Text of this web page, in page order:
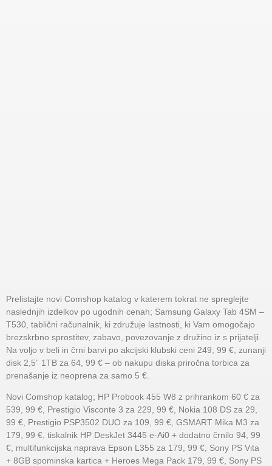
Prelistajte novi Comshop katalog v katerem tokrat ne spreglejte
naslednjih izdelkov po ugodnih cenah; Samsung Galaxy Tab 4SM –
T530, tablični računalnik, ki združuje lastnosti, ki Vam omogočajo
brezskrbno sprostitev, zabavo, povezovanje z družino iz s prijatelji.
Na voljo v beli in črni barvi po akcijski klubski ceni 249, 99 €, zunanji
disk 2,5” 1TB za 64, 99 € – ob nakupu diska priročna torbica za
prenašanje iz neoprena za samo 5 €.
Novi Comshop katalog; HP Probook 455 W8 z prihrankom 60 € za
539, 99 €, Prestigio Visconte 3 za 229, 99 €, Nokia 108 DS za 29,
99 €, Prestigio PSP3502 DUO za 109, 99 €, GSMART Mika M3 za
179, 99 €, tiskalnik HP DeskJet 3445 e-Ai0 + dodatno črnilo 94, 99
€, multifunkcijska naprava Epson L355 za 179, 99 €, Sony PS Vita
+ 8GB spominska kartica + Heroes Mega Pack 179, 99 €, Sony PS